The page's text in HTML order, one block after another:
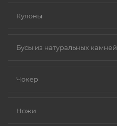
Кулоны
Бусы из натуральных камней
Чокер
Ножи